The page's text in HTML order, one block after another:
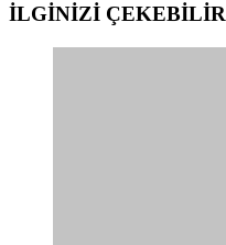
İLGİNİZİ ÇEKEBİLİR